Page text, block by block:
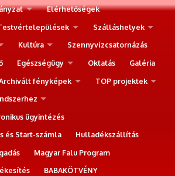
Elérhetőségek
Szálláshelyek
Kultúra
Szennyvízcsatornázás
Egészségügy Oktatás
Galéria
fényképek
TOP projektek
ügyintézés
és Start-számla
Hulladékszállítás
Magyar Falu Program
BABAKÖTVÉNY